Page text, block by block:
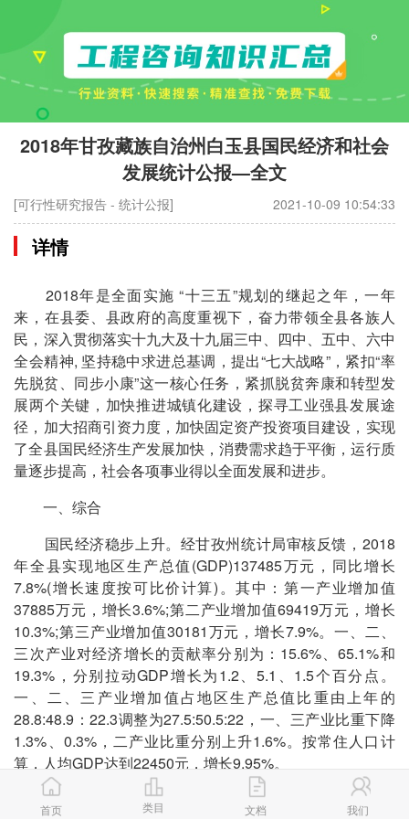
2018年甘孜藏族自治州白玉县国民经济和社会
发展统计公报—全文
[可行性研究报告 - 统计公报] 2021-10-09 10:54:33
详情
2018年是全面实施 “十三五”规划的继起之年，一年
来，在县委、县政府的高度重视下，奋力带领全县各族人
民，深入贯彻落实十九大及十九届三中、四中、五中、六中
全会精神, 坚持稳中求进总基调，提出“七大战略”，紧扣“率
先脱贫、同步小康”这一核心任务，紧抓脱贫奔康和转型发
展两个关键，加快推进城镇化建设，探寻工业强县发展途
径，加大招商引资力度，加快固定资产投资项目建设，实现
了全县国民经济生产发展加快，消费需求趋于平衡，运行质
量逐步提高，社会各项事业得以全面发展和进步。
一、综合
国民经济稳步上升。经甘孜州统计局审核反馈，2018
年全县实现地区生产总值(GDP)137485万元，同比增长
7.8%(增长速度按可比价计算)。其中：第一产业增加值
37885万元，增长3.6%;第二产业增加值69419万元，增长
10.3%;第三产业增加值30181万元，增长7.9%。一、二、
三次产业对经济增长的贡献率分别为：15.6%、65.1%和
19.3%，分别拉动GDP增长为1.2、5.1、1.5个百分点。
一、二、三产业增加值占地区生产总值比重由上年的
28.8:48.9：22.3调整为27.5:50.5:22，一、三产业比重下降
1.3%、0.3%，二产业比重分别上升1.6%。按常住人口计
算，人均GDP达到22450元，增长9.95%。
民营经济稳步发展。全年民营经济增加值50415万元，
首页 类目 文档 我们